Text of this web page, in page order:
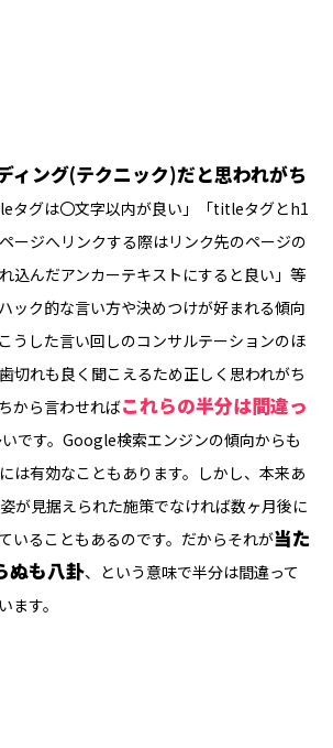
ィング(テクニック)だと思われがち
タグは〇文字以内が良い」「titleタグとh1
ージへリンクする際はリンク先のページの
込んだアンカーテキストにすると良い」等
ック的な言い方や決めつけが好まれる傾向
うした言い回しのコンサルテーションのほ
切れも良く聞こえるため正しく思われがち
から言わせればこれらの半分は間違っ
です。Google検索エンジンの傾向からも
は有効なこともあります。しかし、本来あ
が見据えられた施策でなければ数ヶ月後に
いることもあるのです。だからそれが当た
ぬも八卦、という意味で半分は間違って
ます。